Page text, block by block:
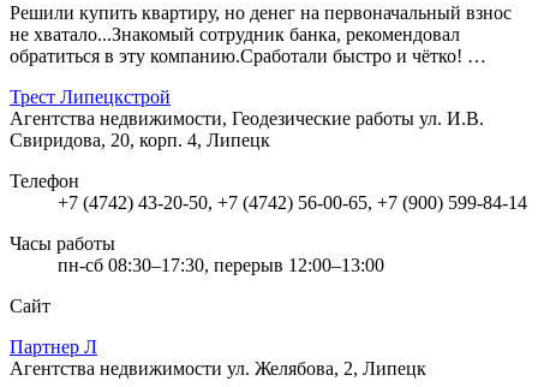
Решили купить квартиру, но денег на первоначальный взнос
не хватало...Знакомый сотрудник банка, рекомендовал
обратиться в эту компанию.Сработали быстро и чётко! …
Трест Липецкстрой
Агентства недвижимости, Геодезические работы ул. И.В.
Свиридова, 20, корп. 4, Липецк
Телефон
+7 (4742) 43-20-50, +7 (4742) 56-00-65, +7 (900) 599-84-14
Часы работы
пн-сб 08:30–17:30, перерыв 12:00–13:00
Сайт
Партнер Л
Агентства недвижимости ул. Желябова, 2, Липецк